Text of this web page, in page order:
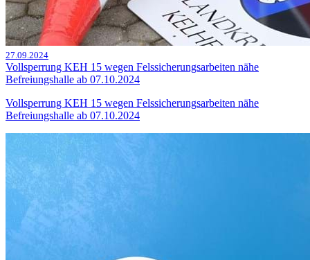
27.09.2024
Vollsperrung KEH 15 wegen Felssicherungsarbeiten nähe
Befreiungshalle ab 07.10.2024
Vollsperrung KEH 15 wegen Felssicherungsarbeiten nähe
Befreiungshalle ab 07.10.2024